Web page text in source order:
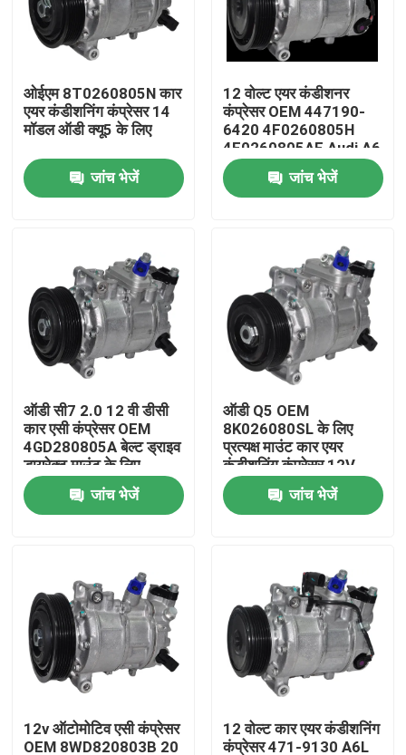
उत्पाद
वीडियो
हमारे बारे में
कारखाने का दौरा
गुणवत्ता नियंत्रण
मामलों
एक बोली का अनुरोध
ईवी कार एसी कंप्रेसर
ओईएम 8T0260805N कार
एयर कंडीशनिंग कंप्रेसर 14
मॉडल ऑडी क्यू5 के लिए
जांच भेजें
12 वोल्ट एयर कंडीशनर
कंप्रेसर OEM 447190-
6420 4F0260805H
4F0260805AF Audi A6
20 के लिए
जांच भेजें
ऑडी सी7 2.0 12 वी डीसी
कार एसी कंप्रेसर OEM
4GD280805A बेल्ट ड्राइव
डायरेक्ट माउंट के लिए
जांच भेजें
ऑडी Q5 OEM
8K026080SL के लिए
प्रत्यक्ष माउंट कार एयर
कंडीशनिंग कंप्रेसर 12V
जांच भेजें
12v ऑटोमोटिव एसी कंप्रेसर
OEM 8WD820803B 20
12 वोल्ट कार एयर कंडीशनिंग
कंप्रेसर 471-9130 A6L